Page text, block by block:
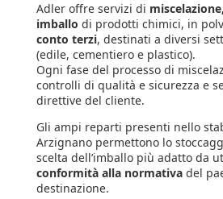
Adler offre servizi di
imballo di prodotti chimici, in
conto terzi, destinati a diversi
(edile, cementiero e plastico).
Ogni fase del processo di
controlli di qualità e sicurezza e
direttive del cliente.
Gli ampi reparti presenti nello
Arzignano permettono lo
scelta dell’imballo più adatto da
conformità alla normativadel
destinazione.